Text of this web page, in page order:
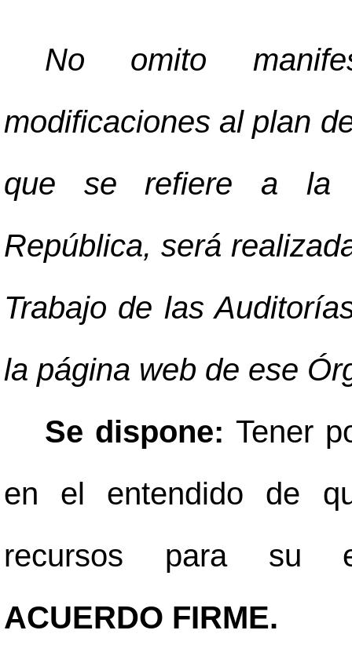
No omito
modificaciones al plan
que se refiere a la
República, será
Trabajo de las
la página web de ese
Se dispone:Tener
en el entendido de
recursos para su
ACUERDO FIRME.